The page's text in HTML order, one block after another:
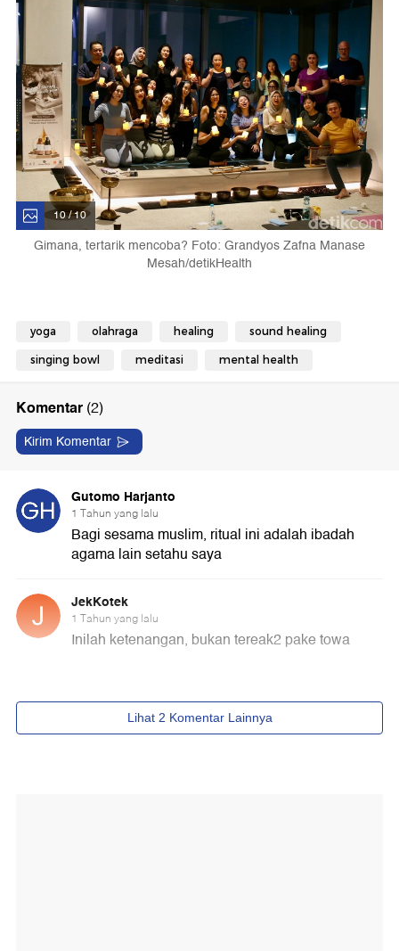
10 / 10
Gimana, tertarik mencoba? Foto: Grandyos Zafna Manase
Mesah/detikHealth
yoga olahraga healing sound healing
singing bowl meditasi mental health